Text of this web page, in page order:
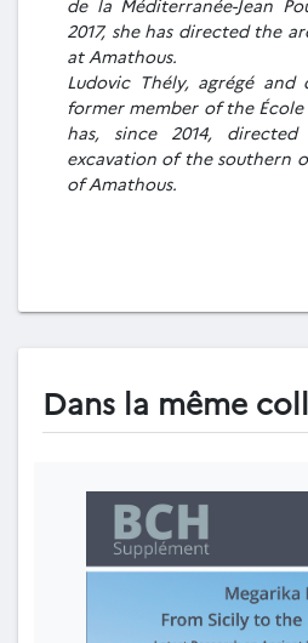
de la Méditerranée-Jean
2017, she has directed the
at Amathous.
Ludovic Thély, agrégé
former member of the
has, since 2014,
excavation of the southern
of Amathous.
Dans la même